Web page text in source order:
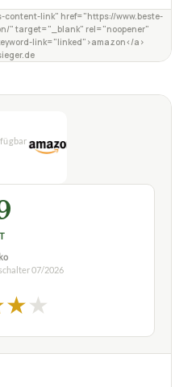
content-link" href="https://www.beste-
" target="_blank" rel="noopener"
link="linked">amazon</a>
07/2026
★★